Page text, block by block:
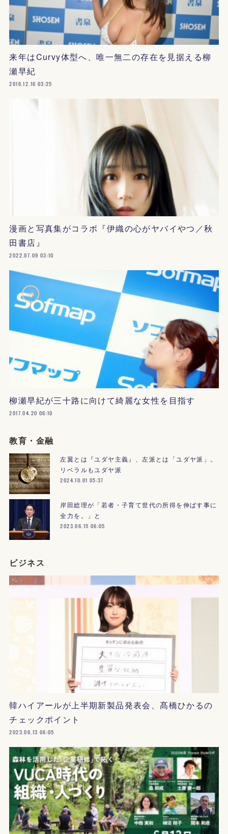
来年はCurvy体型へ、唯一無二の存在を見据える柳
瀬早紀
2016.12.16 03:25
漫画と写真集がコラボ『伊織の心がヤバイやつ／秋
田書店』
2022.07.09 03:10
柳瀬早紀が三十路に向けて綺麗な女性を目指す
2017.04.20 06:10
教育・金融
左翼とは『ユダヤ主義』、左派とは「ユダヤ派」。
リベラルもユダヤ派
2024.10.01 05:37
岸田総理が「若者・子育て世代の所得を伸ばす事に
全力を。」と
2023.06.15 06:05
ビジネス
韓ハイアールが上半期新製品発表会、髙橋ひかるの
チェックポイント
2023.06.13 06:05